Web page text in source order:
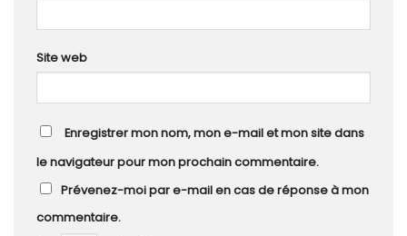
Site web
Enregistrer mon nom, mon e-mail et mon site dans
le navigateur pour mon prochain commentaire.
Prévenez-moi par e-mail en cas de réponse à mon
commentaire.